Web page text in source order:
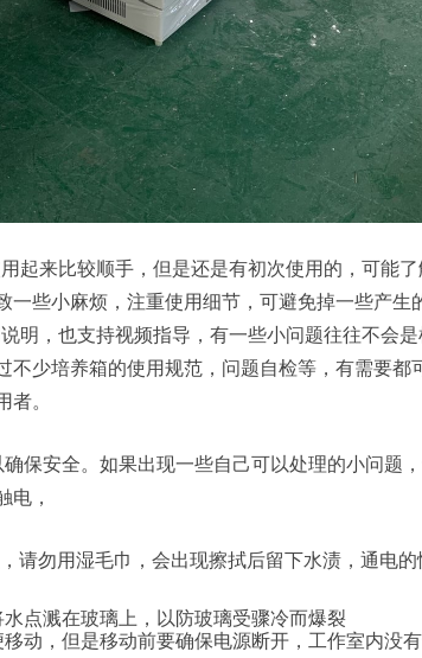
起来比较顺手，但是还是有初次使用的，可能
一些小麻烦，注重使用细节，可避免掉一些产生
明，也支持视频指导，有一些小问题往往不会
不少培养箱的使用规范，问题自检等，有需要都
者。
保安全。如果出现一些自己可以处理的小问题
电，
请勿用湿毛巾，会出现擦拭后留下水渍，通电
点溅在玻璃上，以防玻璃受骤冷而爆裂
动，但是移动前要确保电源断开，工作室内没